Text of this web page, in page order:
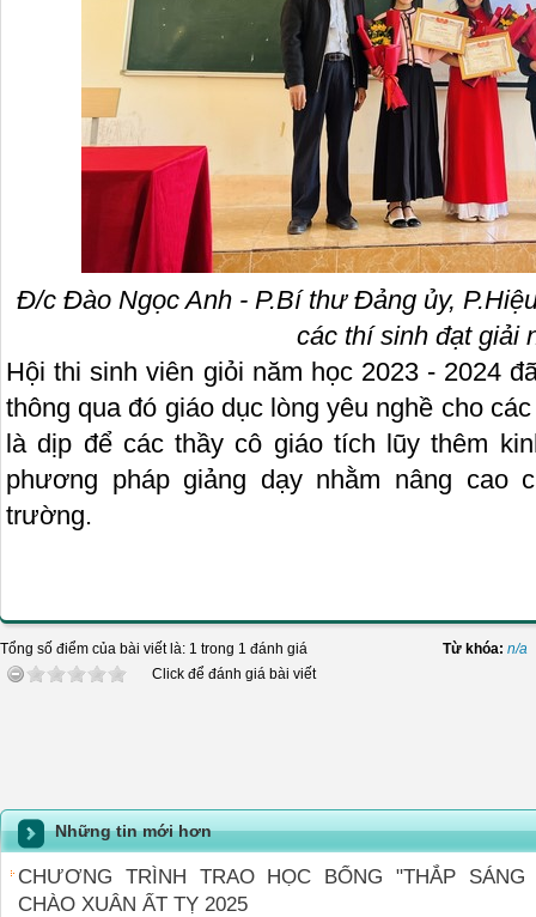
Đ/c Đào Ngọc Anh -P.Bí thư Đảng ủy,
các thí sinh đạt giải
Hội thi sinh viên giỏi năm học 2023 - 2024
thông qua đó giáo dục lòng yêu nghề cho
là dịp để các thầy cô giáo tích lũy thêm
phương pháp giảng dạy nhằm nâng cao
trường.
Tổng số điểm của bài viết là: 1 trong 1 đánh giá
Click để đánh giá bài viết
Từ khóa: n/a
Những tin mới hơn
CHƯƠNG TRÌNH TRAO HỌC BỔNG "THẮP
CHÀO XUÂN ẤT TỴ 2025